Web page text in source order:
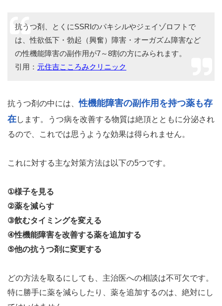
抗うつ剤、とくにSSRIのパキシルやジェイゾロフトで
は、性欲低下・勃起（興奮）障害・オーガズム障害など
の性機能障害の副作用が7～8割の方にみられます。
引用： 元住吉こころみクリニック
抗うつ剤の中には、性機能障害の副作用を持つ薬も存
在します。うつ病を改善する物質は絶頂とともに分泌され
るので、これでは思うような効果は得られません。
これに対する主な対策方法は以下の5つです。
①様子を見る
②薬を減らす
③飲むタイミングを変える
④性機能障害を改善する薬を追加する
⑤他の抗うつ剤に変更する
どの方法を取るにしても、主治医への相談は不可欠です。
特に勝手に薬を減らしたり、薬を追加するのは、絶対にし